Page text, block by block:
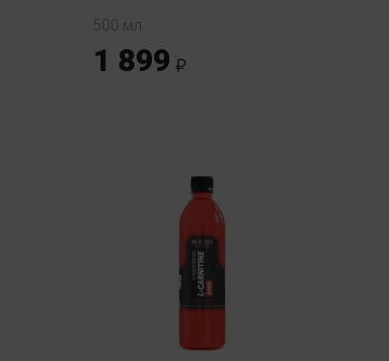
500 мл
1 899